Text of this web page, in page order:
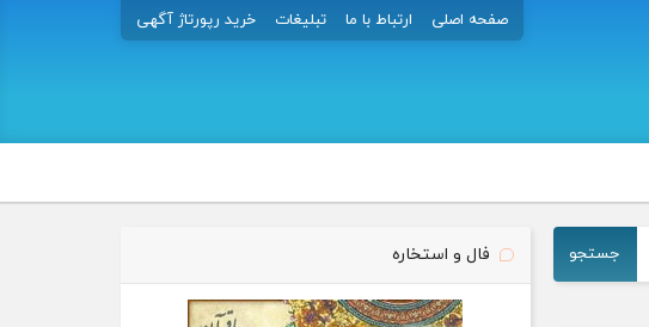
صفحه اصلی ارتباط با ما تبلیغات خرید رپورتاژ آگهی
جستجو فال و استخاره